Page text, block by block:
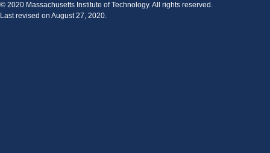
© 2020 Massachusetts Institute of Technology. All rights reserved.
Last revised on August 27, 2020.